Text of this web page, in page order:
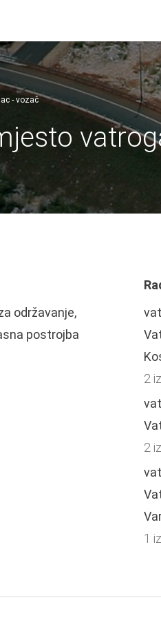
- vozač
održavanje,
postrojba
2
2
1